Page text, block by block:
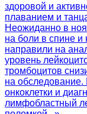
здоровой и
плаванием и
Неожиданно в
на боли в спине и
направили на
уровень
тромбоцитов
на обследование.
онкоклетки и
лимфобластный